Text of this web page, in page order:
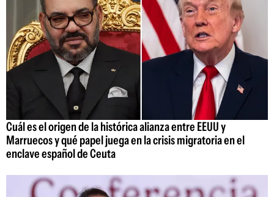
Cuál es el origen de la histórica alianza entre EEUU y
Marruecos y qué papel juega en la crisis migratoria en el
enclave español de Ceuta